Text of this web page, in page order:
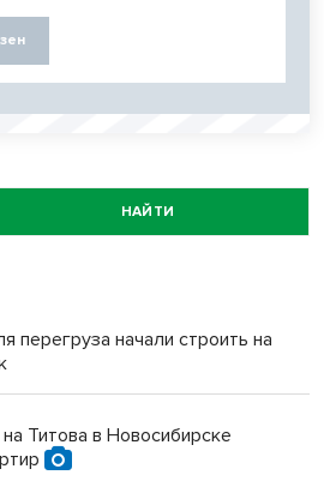
НАЙТИ
перегруза начали строить на
Титова в Новосибирске